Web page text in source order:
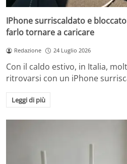
IPhone surriscaldato e
farlo tornare a caricare
Redazione 24 Luglio 2026
Con il caldo estivo, in Italia,
ritrovarsi con un iPhone
Leggi di più